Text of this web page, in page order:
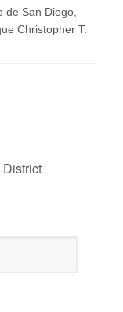
de San Diego,
Christopher T.